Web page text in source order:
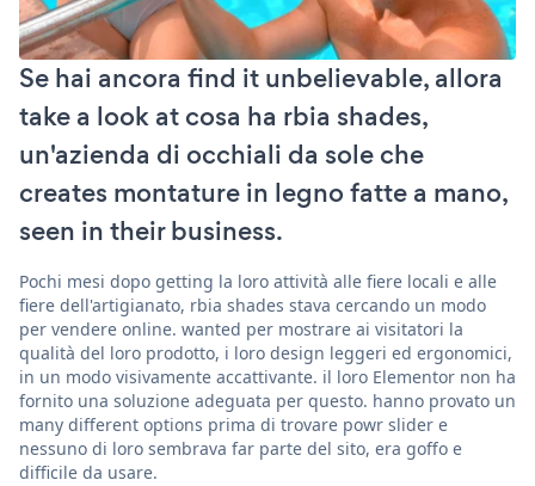
Se hai ancora find it unbelievable, allora
take a look at cosa ha rbia shades,
un'azienda di occhiali da sole che
creates montature in legno fatte a mano,
seen in their business.
Pochi mesi dopo getting la loro attività alle fiere locali e alle
fiere dell'artigianato, rbia shades stava cercando un modo
per vendere online. wanted per mostrare ai visitatori la
qualità del loro prodotto, i loro design leggeri ed ergonomici,
in un modo visivamente accattivante. il loro Elementor non ha
fornito una soluzione adeguata per questo. hanno provato un
many different options prima di trovare powr slider e
nessuno di loro sembrava far parte del sito, era goffo e
difficile da usare.